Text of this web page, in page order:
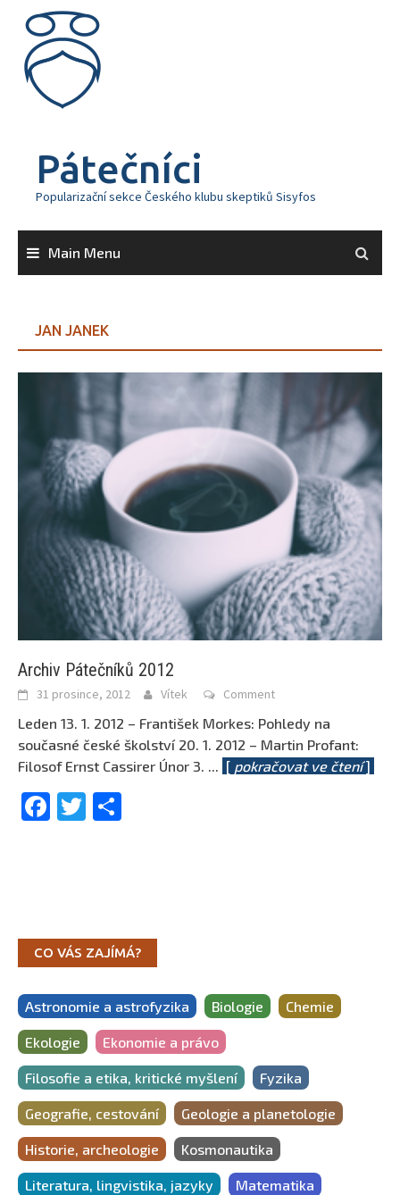
content
Pátečníci
Popularizační sekce Českého klubu skeptiků Sisyfos
Main Menu
JAN JANEK
Archiv Pátečníků 2012
31 prosince, 2012 Vítek Comment
Leden 13. 1. 2012 – František Morkes: Pohledy na
současné české školství 20. 1. 2012 – Martin Profant:
Filosof Ernst Cassirer Únor 3. ... [ pokračovat ve čtení]
Facebook
Twitter
CO VÁS ZAJÍMÁ?
Astronomie a astrofyzika Biologie Chemie
Ekologie Ekonomie a právo
Filosofie a etika, kritické myšlení Fyzika
Geografie, cestování Geologie a planetologie
Historie, archeologie Kosmonautika
Literatura, lingvistika, jazyky Matematika